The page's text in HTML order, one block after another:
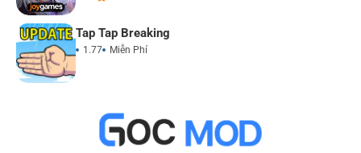
Tap Tap Breaking
1.77 Miễn Phí